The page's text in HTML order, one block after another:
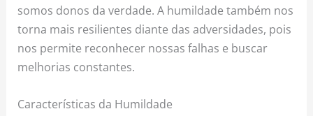
somos donos da verdade. A humildade também nos
torna mais resilientes diante das adversidades, pois
nos permite reconhecer nossas falhas e buscar
melhorias constantes.
Características da Humildade